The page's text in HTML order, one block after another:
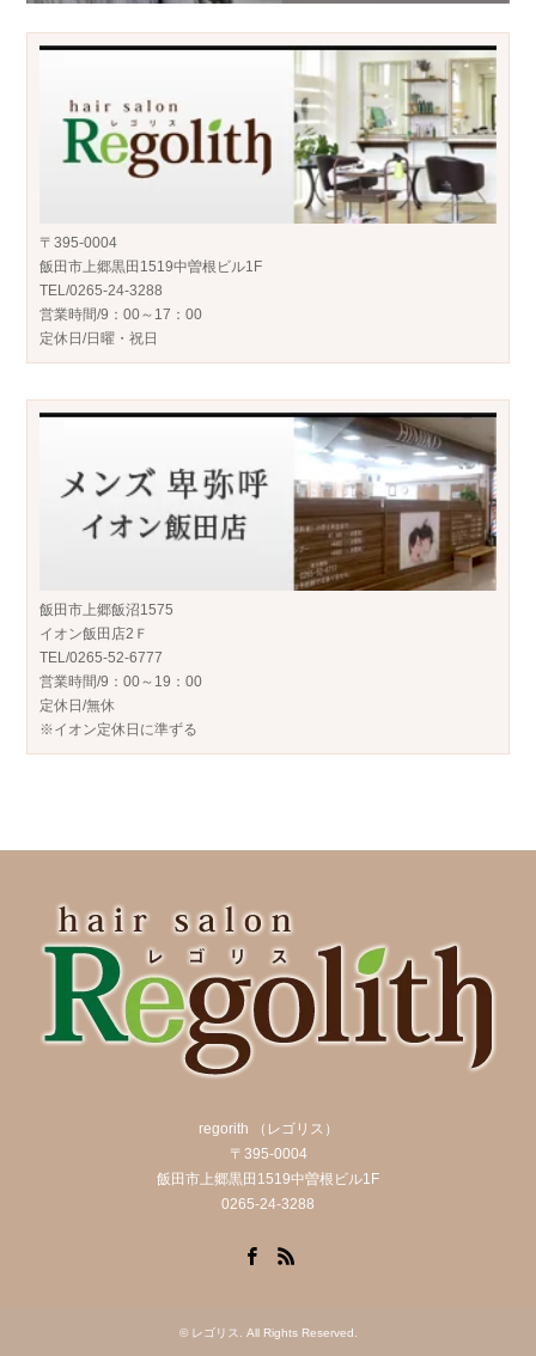
〒395-0004
飯田市上郷黒田1519中曽根ビル1F
TEL/0265-24-3288
営業時間/9：00～17：00
定休日/日曜・祝日
飯田市上郷飯沼1575
イオン飯田店2Ｆ
TEL/0265-52-6777
営業時間/9：00～19：00
定休日/無休
※イオン定休日に準ずる
regorith （レゴリス）
〒395-0004
飯田市上郷黒田1519中曽根ビル1F
0265-24-3288
© レゴリス . All Rights Reserved.